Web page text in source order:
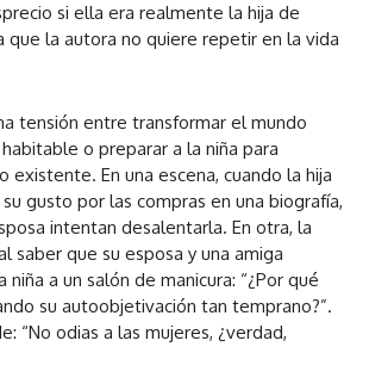
si ella era realmente la hija de
que la autora no quiere repetir en la vida
tensión entre transformar el mundo
o preparar a la niña para
existente. En una escena, cuando la hija
gusto por las compras en una biografía,
intentan desalentarla. En otra, la
saber que su esposa y una amiga
a un salón de manicura: “¿Por qué
su autoobjetivación tan temprano?”.
“No odias a las mujeres, ¿verdad,